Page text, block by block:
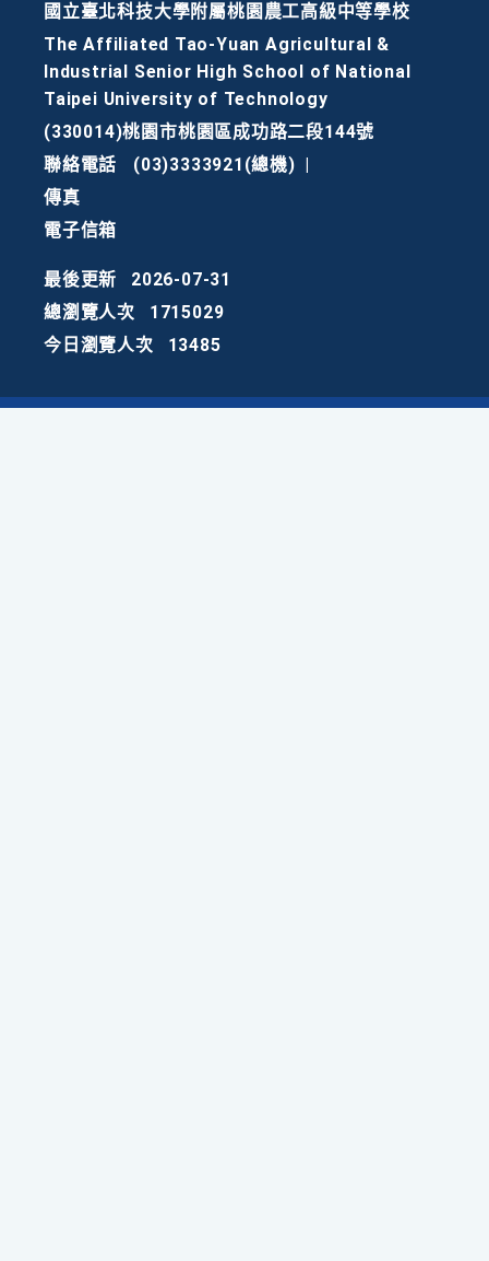
國立臺北科技大學附屬桃園農工高級中等學校
The Affiliated Tao-Yuan Agricultural &
Industrial Senior High School of National
Taipei University of Technology
(330014)桃園市桃園區成功路二段144號
聯絡電話
(03)3333921(總機)
傳真
電子信箱
最後更新
2026-07-31
總瀏覽人次
1715029
今日瀏覽人次
13485